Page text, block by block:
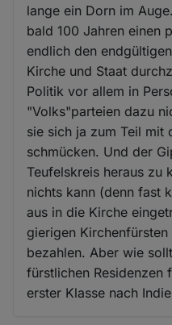
lange ein Dorn im
bald 100 Jahren einen
endlich den
Kirche und Staat
Politik vor allem in
"Volks"parteien dazu
sie sich ja zum Teil
schmücken. Und der
Teufelskreis heraus zu
nichts kann (denn fast
aus in die Kirche
gierigen
bezahlen. Aber wie
fürstlichen Residenzen
erster Klasse nach